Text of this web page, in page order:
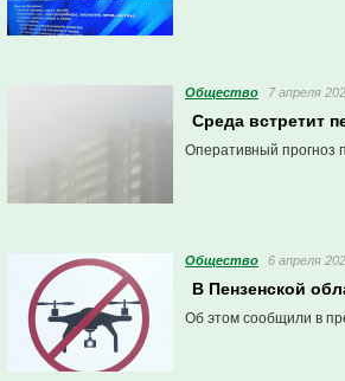
Общество 7 апреля
Среда встретит
Оперативный прогноз
Общество 6 апреля
В Пензенской
Об этом сообщили в